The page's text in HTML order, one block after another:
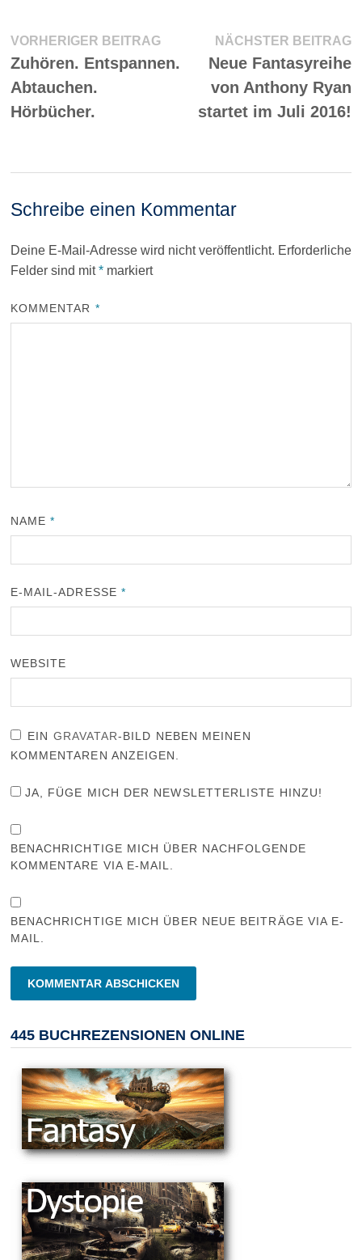
Beitragsnavigation
VORHERIGER BEITRAGVorheriger
Beitrag:
Zuhören. Entspannen.
Abtauchen.
Hörbücher.
NÄCHSTER BEITRAG
Neue Fantasyreihe
von Anthony Ryan
startet im Juli 2016!
Schreibe einen Kommentar
Deine E-Mail-Adresse wird nicht veröffentlicht. Erforderliche
Felder sind mit*markiert
KOMMENTAR *
NAME*
E-MAIL-ADRESSE *
WEBSITE
EIN GRAVATAR-BILD NEBEN MEINEN
KOMMENTAREN ANZEIGEN.
JA, FÜGE MICH DER NEWSLETTERLISTE HINZU!
BENACHRICHTIGE MICH ÜBER NACHFOLGENDE
KOMMENTARE VIA E-MAIL.
BENACHRICHTIGE MICH ÜBER NEUE BEITRÄGE VIA E-
MAIL.
445 BUCHREZENSIONEN ONLINE